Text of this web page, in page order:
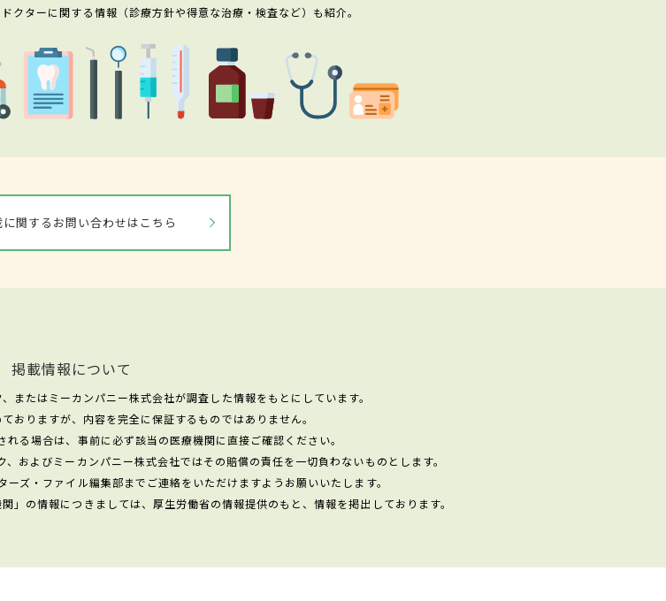
クターに関する情報（診療方針や得意な治療・検査など）も紹介。
に関するお問い合わせはこちら
掲載情報について
またはミーカンパニー株式会社が調査した情報をもとにしています。
おりますが、内容を完全に保証するものではありません。
る場合は、事前に必ず該当の医療機関に直接ご確認ください。
およびミーカンパニー株式会社ではその賠償の責任を一切負わないものとします。
ズ・ファイル編集部までご連絡をいただけますようお願いいたします。
」の情報につきましては、厚生労働省の情報提供のもと、情報を掲出しております。